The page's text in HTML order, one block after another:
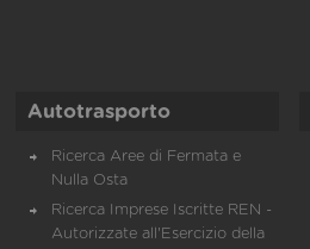
Autotrasporto
Ricerca Aree di Fermata e
Nulla Osta
Ricerca Imprese Iscritte REN -
Autorizzate all'Esercizio della